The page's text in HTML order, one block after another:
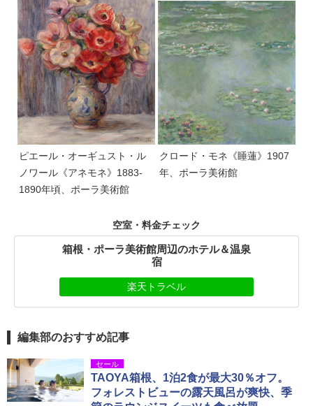
ピエール・オーギュスト・ル
ノワール《アネモネ》1883-
1890年頃、ポーラ美術館
クロード・モネ《睡蓮》1907
年、ポーラ美術館
空室・料金チェック
箱根・ポーラ美術館周辺のホテル＆温泉
宿
楽天トラベル
編集部のおすすめ記事
セール
TAOYA箱根、1泊2食が最大30％オフ。
フォレストビューの露天風呂が爽快、季